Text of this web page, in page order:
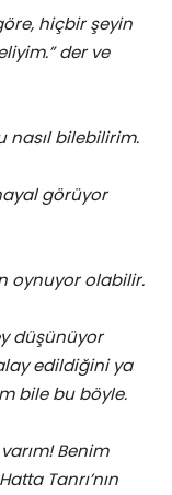
hiçbir şeyin
der ve
nasıl bilebilirim.
görüyor
oynuyor olabilir.
düşünüyor
edildiğini ya
bile bu böyle.
Benim
Tanrı’nın